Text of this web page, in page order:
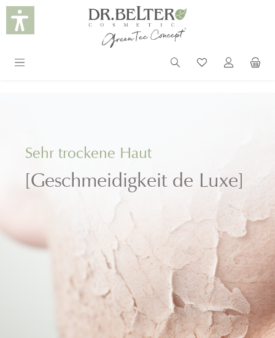
springen
Sehr trockene Haut
[Geschmeidigkeit de Luxe]